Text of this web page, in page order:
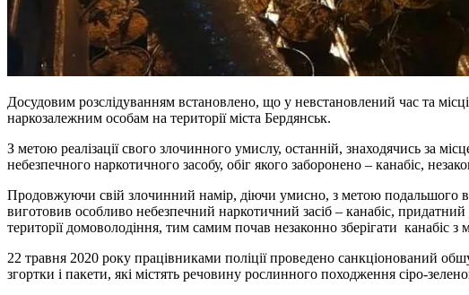
Досудовим розслідуванням встановлено, що у невстановлений час та
наркозалежним особам на території міста Бердянськ.
З метою реалізації свого злочинного умислу, останній, знаходячись за
небезпечного наркотичного засобу, обіг якого заборонено – канабіс,
Продовжуючи свій злочинний намір, діючи умисно, з метою подальшого
виготовив особливо небезпечний наркотичний засіб – канабіс,
території домоволодіння, тим самим почав незаконно зберігати канабіс з
22 травня 2020 року працівниками поліції проведено санкціонований
згортки і пакети, які містять речовину рослинного походження сіро-